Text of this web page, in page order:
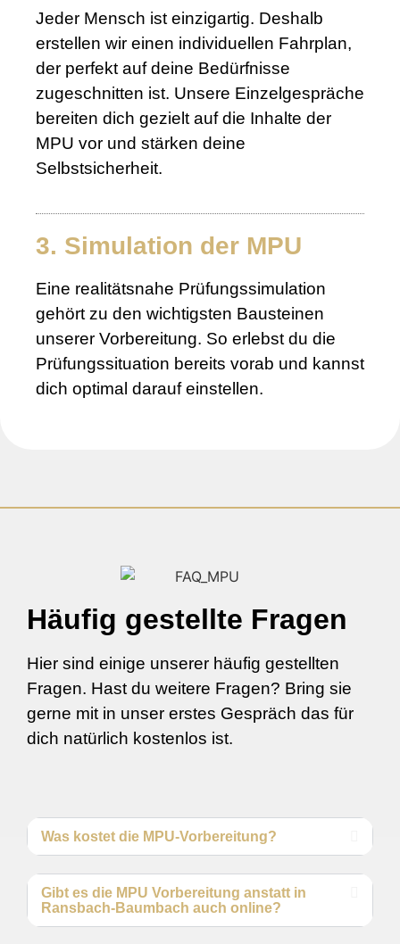
Jeder Mensch ist einzigartig. Deshalb
erstellen wir einen individuellen Fahrplan,
der perfekt auf deine Bedürfnisse
zugeschnitten ist. Unsere Einzelgespräche
bereiten dich gezielt auf die Inhalte der
MPU vor und stärken deine
Selbstsicherheit.
3. Simulation der MPU
Eine realitätsnahe Prüfungssimulation
gehört zu den wichtigsten Bausteinen
unserer Vorbereitung. So erlebst du die
Prüfungssituation bereits vorab und kannst
dich optimal darauf einstellen.
Häufig gestellte Fragen
Hier sind einige unserer häufig gestellten
Fragen. Hast du weitere Fragen? Bring sie
gerne mit in unser erstes Gespräch das für
dich natürlich kostenlos ist.
Was kostet die MPU-Vorbereitung?
Gibt es die MPU Vorbereitung anstatt in
Ransbach-Baumbach auch online?